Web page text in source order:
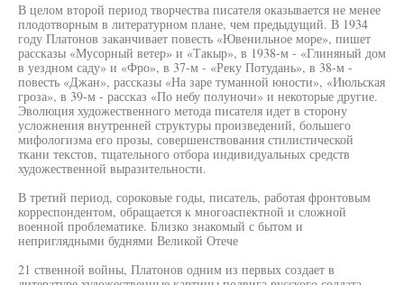
В целом второй период творчества писателя оказывается не менее
плодотворным в литературном плане, чем предыдущий. В 1934
году Платонов заканчивает повесть «Ювенильное море», пишет
рассказы «Мусорный ветер» и «Такыр», в 1938-м - «Глиняный дом
в уездном саду» и «Фро», в 37-м - «Реку Потудань», в 38-м -
повесть «Джан», рассказы «На заре туманной юности», «Июльская
гроза», в 39-м - рассказ «По небу полуночи» и некоторые другие.
Эволюция художественного метода писателя идет в сторону
усложнения внутренней структуры произведений, большего
мифологизма его прозы, совершенствования стилистической
ткани текстов, тщательного отбора индивидуальных средств
художественной выразительности.
В третий период, сороковые годы, писатель, работая фронтовым
корреспондентом, обращается к многоаспектной и сложной
военной проблематике. Близко знакомый с бытом и
неприглядными буднями Великой Отече
21 ственной войны, Платонов одним из первых создает в